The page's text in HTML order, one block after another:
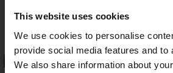
This website uses cookies
We use cookies to personalise
provide social media features and to
We also share information about